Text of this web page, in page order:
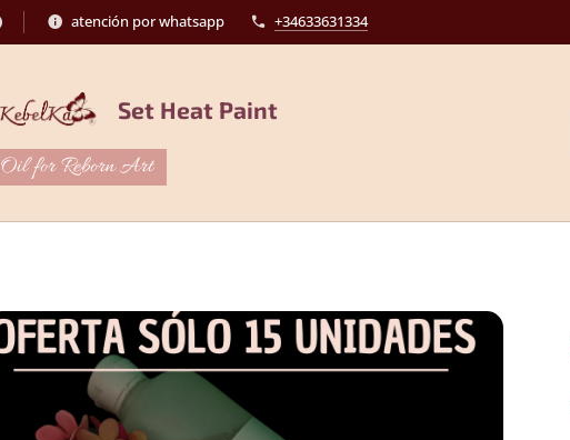
atención por whatsapp +34633631334
Set Heat Paint
Oil for Reborn Art